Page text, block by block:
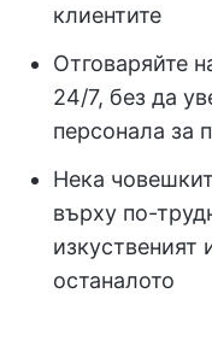
клиентите
Отговаряйте
24/7, без да
персонала за
Нека
върху по-
изкуственият
останалото